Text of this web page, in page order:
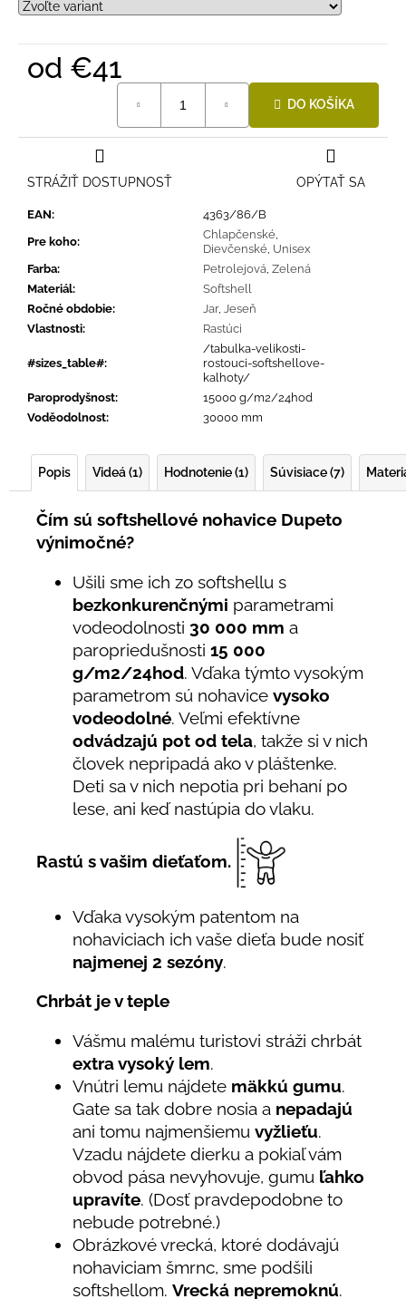
od €41
DO KOŠÍKA
EAN:
4363/86/B
Pre koho:
Chlapčenské
Dievčenské Unisex
Farba: Petrolejová Zelená
Materiál:
Softshell
Ročné obdobie: Jar, Jeseň
Vlastnosti: Rastúci
#sizes_table#:
/tabulka-velikosti-
rostouci-softshellove-
kalhoty/
Paroprodyšnost:
15000 g/m2/24hod
Voděodolnost: 30000 mm
OPÝTAŤ SA
STRÁŽIŤ DOSTUPNOSŤ
Popis Videá (1) Hodnotenie (1) Súvisiace (7)
Čím sú softshellové nohavice Dupeto
výnimočné?
Ušili sme ich zo softshellu s
bezkonkurenčnými parametrami
vodeodolnosti 30 000 mm a
paropriedušnosti 15 000
g/m2/24hod. Vďaka týmto vysokým
parametrom sú nohavice vysoko
vodeodolné. Veľmi efektívne
odvádzajú pot od tela, takže si v nich
človek nepripadá ako v pláštenke.
Deti sa v nich nepotia pri behaní po
lese, ani keď nastúpia do vlaku.
Rastú s vašim dieťaťom.
Vďaka vysokým patentom na
nohaviciach ich vaše dieťa bude nosiť
najmenej 2 sezóny.
Chrbát je v teple
Vášmu malému turistovi stráži chrbát
extra vysoký lem.
Vnútri lemu nájdete mäkkú gumu.
Gate sa tak dobre nosia a nepadajú
ani tomu najmenšiemu vyžlieťu.
Vzadu nájdete dierku a pokiaľ vám
obvod pása nevyhovuje, gumu ľahko
upravíte. (Dosť pravdepodobne to
nebude potrebné.)
Obrázkové vrecká, ktoré dodávajú
nohaviciam šmrnc, sme podšili
softshellom. Vrecká nepremoknú.